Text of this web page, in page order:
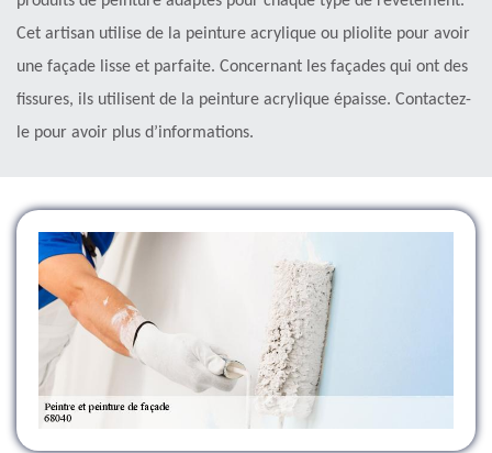
Cet artisan utilise de la peinture acrylique ou pliolite pour avoir
une façade lisse et parfaite. Concernant les façades qui ont des
fissures, ils utilisent de la peinture acrylique épaisse. Contactez-
le pour avoir plus d’informations.